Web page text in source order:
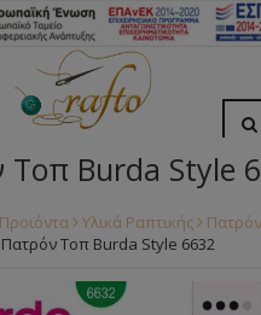
Τοπ Burda Style
Προϊόντα Υλικά Ραπτικής
Πατρόν
Πατρόν Τοπ Burda Style 6632